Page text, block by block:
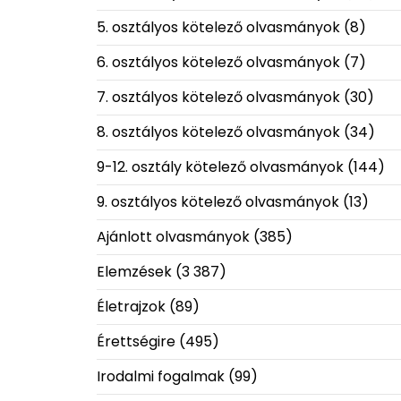
5. osztályos kötelező olvasmányok(8)
6. osztályos kötelező olvasmányok(7)
7. osztályos kötelező olvasmányok(30)
8. osztályos kötelező olvasmányok(34)
9-12. osztály kötelező olvasmányok(144)
9. osztályos kötelező olvasmányok(13)
Ajánlott olvasmányok(385)
Elemzések(3 387)
Életrajzok(89)
Érettségire(495)
Irodalmi fogalmak(99)